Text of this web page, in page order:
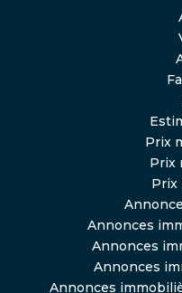
Prix
Prix
Prix
Annonces
Annonces
Annonces
Annonces